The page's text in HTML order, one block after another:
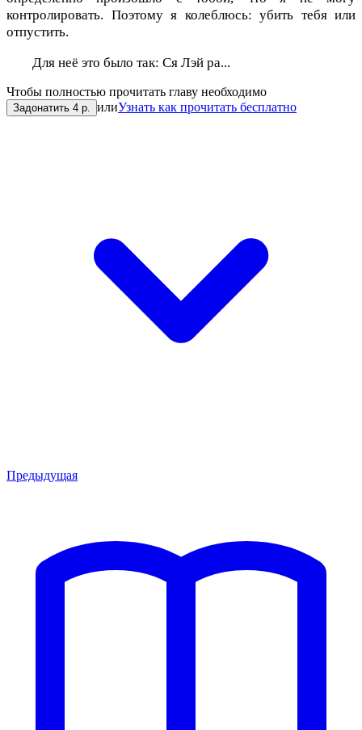
контролировать. Поэтому я колеблюсь: убить тебя или
отпустить.
Для неё это было так: Ся Лэй ра...
Чтобы полностью прочитать главу необходимо
Задонатить 4 р. илиУзнать как прочитать бесплатно
Предыдущая